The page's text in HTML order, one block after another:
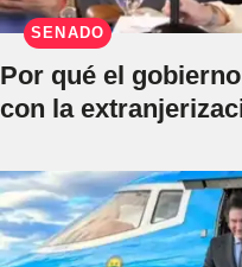
SENADO
Por qué el
con la